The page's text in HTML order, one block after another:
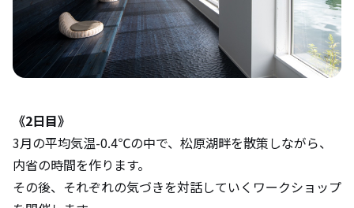
《2日目》
3月の平均気温-0.4℃の中で、松原湖畔を散策しながら、
内省の時間を作ります。
その後、それぞれの気づきを対話していくワークショップ